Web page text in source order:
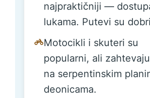
najpraktičniji —
lukama. Putevi su
Motocikli i skuteri su
popularni, ali
na serpentinskim
deonicama.